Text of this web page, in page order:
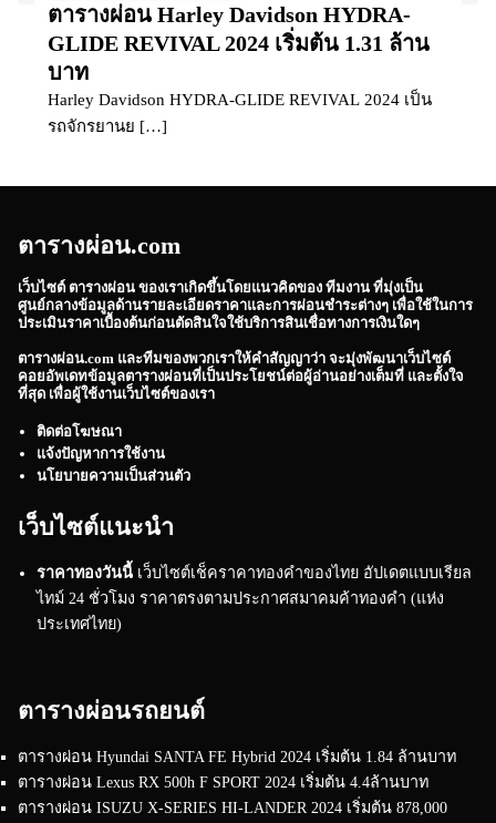
ตารางผ่อน Harley Davidson HYDRA-
GLIDE REVIVAL 2024 เริ่มต้น 1.31 ล้าน
บาท
Harley Davidson HYDRA-GLIDE REVIVAL 2024 เป็น
รถจักรยานย […]
ตารางผ่อน.com
เว็บไซต์ ตารางผ่อน ของเราเกิดขึ้นโดยแนวคิดของ ทีมงาน ที่มุ่งเป็น
ศูนย์กลางข้อมูลด้านรายละเอียดราคาและการผ่อนชำระต่างๆ เพื่อใช้ในการ
ประเมินราคาเบื้องต้นก่อนตัดสินใจใช้บริการสินเชื่อทางการเงินใดๆ
ตารางผ่อน.com และทีมของพวกเราให้คำสัญญาว่า จะมุ่งพัฒนาเว็บไซต์
คอยอัพเดทข้อมูลตารางผ่อนที่เป็นประโยชน์ต่อผู้อ่านอย่างเต็มที่ และตั้งใจ
ที่สุด เพื่อผู้ใช้งานเว็บไซต์ของเรา
ติดต่อโฆษณา
แจ้งปัญหาการใช้งาน
นโยบายความเป็นส่วนตัว
เว็บไซต์แนะนำ
ราคาทองวันนี้ เว็บไซต์เช็คราคาทองคำของไทย อัปเดตแบบเรียล
ไทม์ 24 ชั่วโมง ราคาตรงตามประกาศสมาคมค้าทองคำ (แห่ง
ประเทศไทย)
ตารางผ่อนรถยนต์
ตารางผ่อน Hyundai SANTA FE Hybrid 2024 เริ่มต้น 1.84 ล้านบาท
ตารางผ่อน Lexus RX 500h F SPORT 2024 เริ่มต้น 4.4ล้านบาท
ตารางผ่อน ISUZU X-SERIES HI-LANDER 2024 เริ่มต้น 878,000